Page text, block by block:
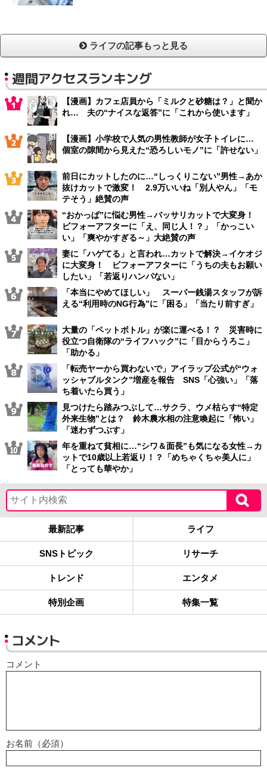
ライフの記事もっと見る
週間アクセスランキング
【漫画】カフェ店員から「ミルクと砂糖は？」と聞か
れ… 夫の“ナイスな返答”に「これから使います」
【漫画】小学校で人気の男性教師が女子トイレに…
個室の隙間から見えた“恐ろしいモノ”に「許せない」
前日にカットしたのに…“しっくりこない”男性→あか
抜けカットで激変！ 2.9万いいね「別人やん」「モ
テそう」絶賛の声
“おかっぱ”に悩む男性→バッサリカットで大変身！
ビフォーアフターに「え、同じ人！？」「かっこい
い」「爽やかすぎる～」大絶賛の声
妻に「ハゲてる」と言われ…カットで解決→イケオジ
に大変身！ ビフォーアフターに「うちの夫もお願い
したい」「若返りハンパない」
「本当にやめてほしい」 スーパー銭湯スタッフが訴
える“利用時のNG行為”に「困る」「当たり前すぎ」
大量の「ペットボトル」が楽に運べる！？ 災害時に
役立つ自衛隊の“ライフハック”に「目からうろこ」
「助かる」
「転売ヤーから買わないで」アイラップ公式が“ウォ
ッシャブルタンク”増産を報告 SNS「心強い」「落
ち着いたら買う」
見つけたら踏みつぶして…サクラ、ウメ枯らす“特定
外来生物”とは？ 鈴木農水相の注意喚起に「怖い」
「迷わずつぶす」
年を重ねて貧相に…“シワ＆面長”も気になる女性→カ
ットで10歳以上若返り！？「めちゃくちゃ美人に」
「とっても華やか」
最新記事 ライフ
SNSトピック リサーチ
トレンド エンタメ
特別企画 特集一覧
コメント
コメント
お名前（必須）